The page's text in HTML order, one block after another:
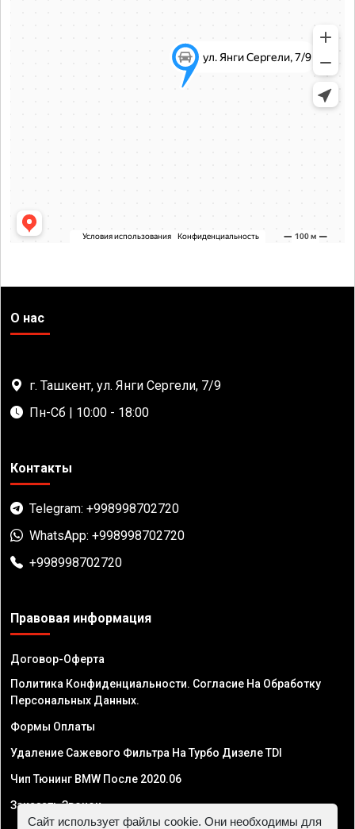
О нас
г. Ташкент, ул. Янги Сергели, 7/9
Пн-Сб | 10:00 - 18:00
Контакты
Telegram: +998998702720
WhatsApp: +998998702720
+998998702720
Правовая информация
Договор-Оферта
Политика Конфиденциальности. Согласие На Обработку
Персональных Данных.
Формы Оплаты
Удаление Сажевого Фильтра На Турбо Дизеле TDI
Чип Тюнинг BMW После 2020.06
Заказать Звонок
Сайт использует файлы cookie. Они необходимы для